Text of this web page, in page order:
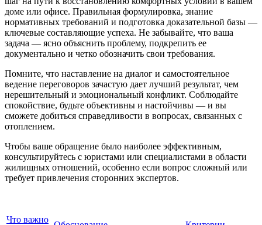
доме или офисе. Правильная формулировка, знание
нормативных требований и подготовка доказательной базы —
ключевые составляющие успеха. Не забывайте, что ваша
задача — ясно объяснить проблему, подкрепить ее
документально и четко обозначить свои требования.
Помните, что наставление на диалог и самостоятельное
ведение переговоров зачастую дает лучший результат, чем
нерешительный и эмоциональный конфликт. Соблюдайте
спокойствие, будьте объективны и настойчивы — и вы
сможете добиться справедливости в вопросах, связанных с
отоплением.
Чтобы ваше обращение было наиболее эффективным,
консультируйтесь с юристами или специалистами в области
жилищных отношений, особенно если вопрос сложный или
требует привлечения сторонних экспертов.
Что важно